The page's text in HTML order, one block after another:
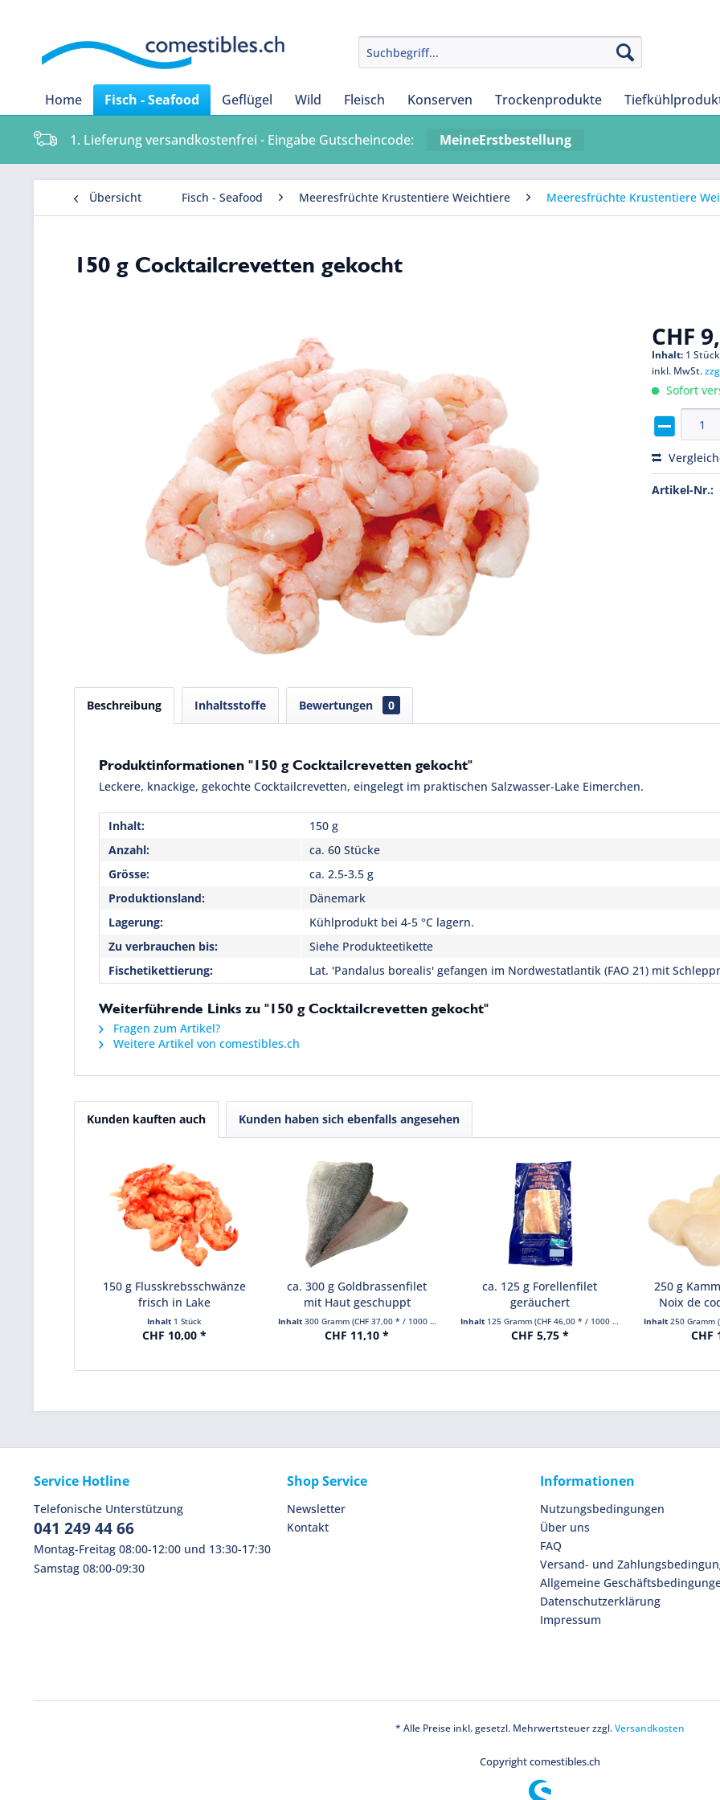
Home Fisch - Seafood Geflügel Wild Fleisch Konserven Trockenprodukte
1. Lieferung versandkostenfrei - Eingabe Gutscheincode: MeineErstbestellung
Übersicht Fisch - Seafood Meeresfrüchte Krustentiere Weichtiere Meeresfrüchte Krustentiere
150 g Cocktailcrevetten gekocht
CHF
Inhalt: 1 Stück
inkl. MwSt.
Sofort
Artikel-Nr.:
Beschreibung Inhaltsstoffe Bewertungen 0
Produktinformationen "150 g Cocktailcrevetten gekocht"
Leckere, knackige, gekochte Cocktailcrevetten, eingelegt im praktischen Salzwasser-Lake Eimerchen.
Inhalt:
150 g
Anzahl:
ca. 60 Stücke
Grösse:
ca. 2.5-3.5 g
Produktionsland:
Dänemark
Lagerung:
Kühlprodukt bei 4-5 °C lagern.
Zu verbrauchen bis:
Siehe Produkteetikette
Fischetikettierung:
Lat. 'Pandalus borealis' gefangen im Nordwestatlantik (FAO 21) mit
Weiterführende Links zu "150 g Cocktailcrevetten gekocht"
Fragen zum Artikel?
Weitere Artikel von comestibles.ch
Kunden kauften auch Kunden haben sich ebenfalls angesehen
150 g Flusskrebsschwänze
frisch in Lake
Inhalt 1 Stück
CHF 10,00 *
ca. 300 g Goldbrassenfilet
mit Haut geschuppt
Inhalt 300 Gramm (CHF 37,00 * / 1000 Gramm)
CHF 11,10 *
ca. 125 g Forellenfilet
geräuchert
Inhalt 125 Gramm(CHF 46,00 * / 1000 Gramm)
CHF 5,75 *
250 g
Noix de
Inhalt 250 Gramm
CHF
Service Hotline
Telefonische Unterstützung
041 249 44 66
Montag-Freitag 08:00-12:00 und 13:30-17:30
Samstag 08:00-09:30
Shop Service
Newsletter
Kontakt
Informationen
Nutzungsbedingungen
Über uns
FAQ
Versand- und
Allgemeine
Datenschutzerklärung
Impressum
* Alle Preise inkl. gesetzl. Mehrwertsteuer zzgl.Versandkosten
Copyright comestibles.ch